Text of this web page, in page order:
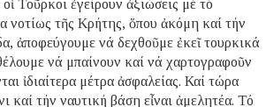
Τοῦρκοι ἐγείρουν ἀξιώσεις μέ τό
νοτίως τῆς Κρήτης, ὅπου ἀκόμη καί τήν
ἀποφεύγουμε νά δεχθοῦμε ἐκεῖ τουρκικά
νά μπαίνουν καί νά χαρτογραφοῦν
ἰδιαίτερα μέτρα ἀσφαλείας. Καί τώρα
καί τήν ναυτική βάση εἶναι ἀμελητέα. Τό